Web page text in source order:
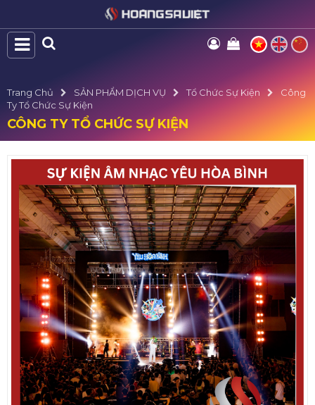
Trang Chủ SẢN PHẨM DỊCH VỤ Tổ Chức Sự Kiện
Công
Ty Tổ Chức Sự Kiện
CÔNG TY TỔ CHỨC SỰ KIỆN